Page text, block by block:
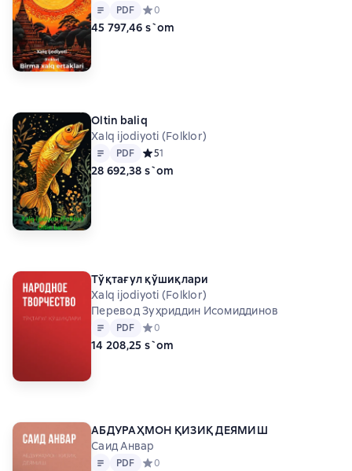
Matn PDF
PDF Средний рейтинг 0 на основе 0 оценок
0
45 797,46 s`om
Oltin baliq
Xalq ijodiyoti (Folklor)
Matn PDF
PDF Средний рейтинг 5 на основе 1 оценок
51
28 692,38 s`om
Тўқтағул қўшиқлари
Xalq ijodiyoti (Folklor)
Перевод Зуҳриддин Исомиддинов
Matn PDF
PDF Средний рейтинг 0 на основе 0 оценок
0
14 208,25 s`om
АБДУРАҲМОН ҚИЗИҚ ДЕЯМИШ
Саид Анвар
Matn PDF
PDF Средний рейтинг 0 на основе 0 оценок
0